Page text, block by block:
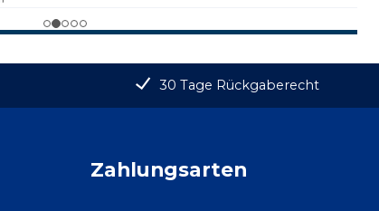
30 Tage Rückgaberecht
Zahlungsarten